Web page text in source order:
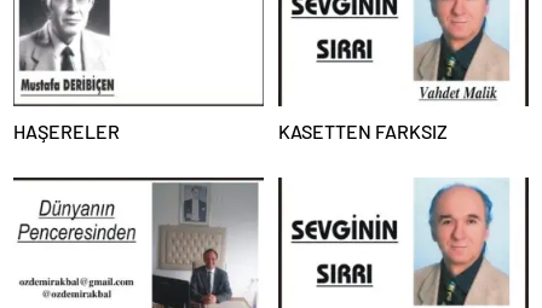
HAŞERELER KASETTEN FARKSIZ